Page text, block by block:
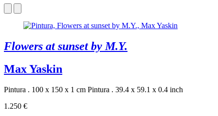
Flowers at sunset by M.Y.
Max Yaskin
Pintura . 100 x 150 x 1 cm Pintura . 39.4 x 59.1 x 0.4 inch
1.250 €